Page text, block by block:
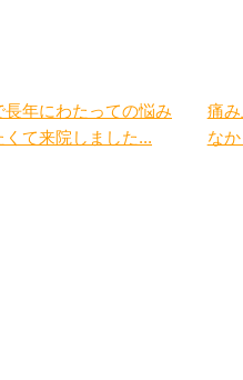
長年にわたっての悩み
くて来院しました...
痛
な